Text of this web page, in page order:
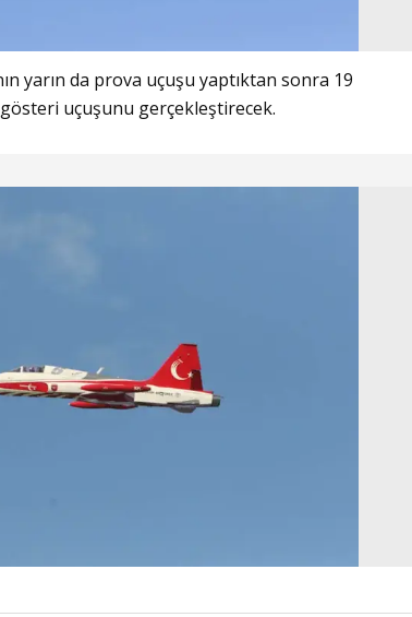
yarın da prova uçuşu yaptıktan sonra 19
gösteri uçuşunu gerçekleştirecek.